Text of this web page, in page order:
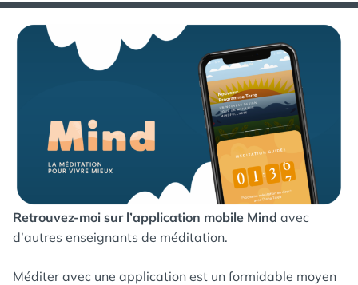
Retrouvez-moi sur l’application mobile Mind avec
d’autres enseignants de méditation.
Méditer avec une application est un formidable moyen